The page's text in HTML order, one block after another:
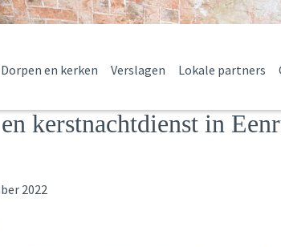
Dorpen en kerken Verslagen Lokale partners
kerstnachtdienst in
2022